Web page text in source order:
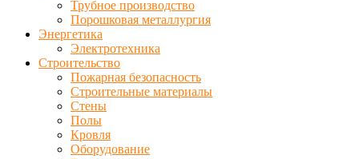
Трубное производство
Порошковая металлургия
Энергетика
Электротехника
Строительство
Пожарная безопасность
Строительные материалы
Стены
Полы
Кровля
Оборудование